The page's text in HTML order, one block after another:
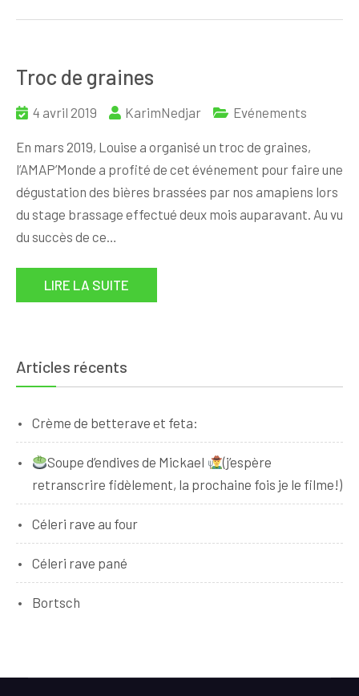
Troc de graines
4 avril 2019 KarimNedjar Evénements
En mars 2019, Louise a organisé un troc de graines,
l’AMAP’Monde a profité de cet événement pour faire une
dégustation des bières brassées par nos amapiens lors
du stage brassage effectué deux mois auparavant. Au vu
du succès de ce…
LIRE LA SUITE
Articles récents
Crème de betterave et feta:
Soupe d’endives de Mickael
(j’espère
retranscrire fidèlement, la prochaine fois je le filme!)
Céleri rave au four
Céleri rave pané
Bortsch